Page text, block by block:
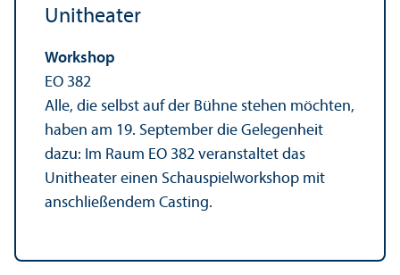
Unitheater
Workshop
EO 382
Alle, die selbst auf der Bühne stehen möchten,
haben am 19. September die Gelegenheit
dazu: Im Raum EO 382 veranstaltet das
Unitheater einen Schauspielworkshop mit
anschließendem Casting.